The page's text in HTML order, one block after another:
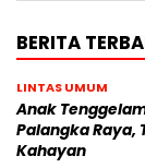
BERITA
LINTAS UMUM
Anak
Palangka Raya,
Kahayan